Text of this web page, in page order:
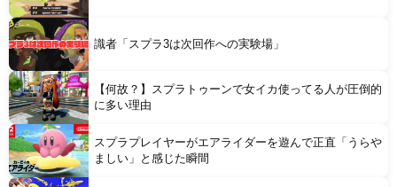
識者「スプラ3は次回作への実験場」
【何故？】スプラトゥーンで女イカ使ってる人が圧倒的
に多い理由
スプラプレイヤーがエアライダーを遊んで正直「うらや
ましい」と感じた瞬間